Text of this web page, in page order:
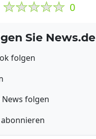
0
Sie News.de
folgen
folgen